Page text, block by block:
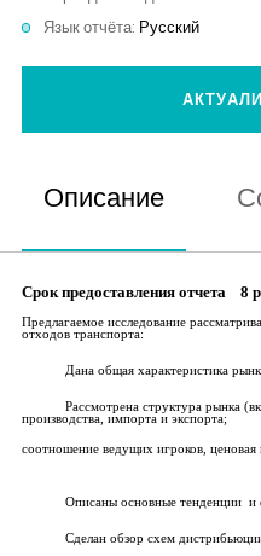
Язык отчёта: Русский
Описание
Срок предоставления отчета 8
Предлагаемое исследование
отходов транспорта:
Дана общая характеристика
Рассмотрена структура рынка
производства, импорта и экспорта;
соотношение ведущих игроков, ценовая
Описаны основные тенденции и
Сделан обзор схем